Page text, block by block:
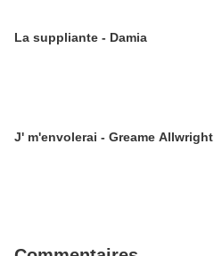
La suppliante - Damia
J' m'envolerai - Greame Allwright